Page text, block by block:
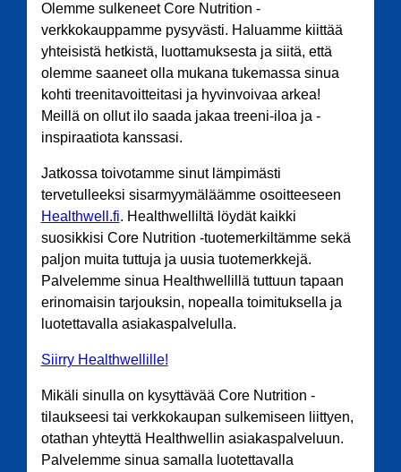
Olemme sulkeneet Core Nutrition -
verkkokauppamme pysyvästi. Haluamme kiittää
yhteisistä hetkistä, luottamuksesta ja siitä, että
olemme saaneet olla mukana tukemassa sinua
kohti treenitavoitteitasi ja hyvinvoivaa arkea!
Meillä on ollut ilo saada jakaa treeni-iloa ja -
inspiraatiota kanssasi.
Jatkossa toivotamme sinut lämpimästi
tervetulleeksi sisarmyymäläämme osoitteeseen
Healthwell.fi. Healthwelliltä löydät kaikki
suosikkisi Core Nutrition -tuotemerkiltämme sekä
paljon muita tuttuja ja uusia tuotemerkkejä.
Palvelemme sinua Healthwellillä tuttuun tapaan
erinomaisin tarjouksin, nopealla toimituksella ja
luotettavalla asiakaspalvelulla.
Siirry Healthwellille!
Mikäli sinulla on kysyttävää Core Nutrition -
tilaukseesi tai verkkokaupan sulkemiseen liittyen,
otathan yhteyttä Healthwellin asiakaspalveluun.
Palvelemme sinua samalla luotettavalla